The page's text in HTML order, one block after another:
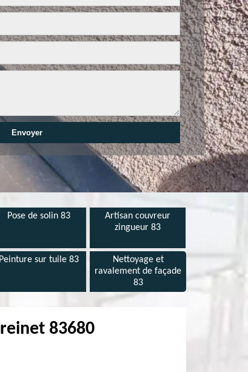
Pose de solin 83
Artisan couvreur
zingueur 83
Peinture sur tuile 83
Nettoyage et
ravalement de façade
83
83680